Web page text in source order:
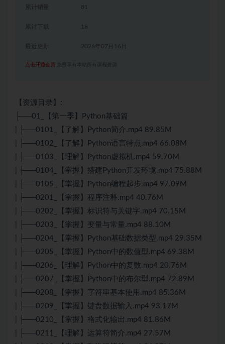
累计销量 81
累计下载 18
2026年07月16日
点击开通会员 免费享有本站所有课程资源
【资源目录】:
├──01_【第一季】Python基础篇
| ├──0101_【了解】Python简介.mp4 89.85M
| ├──0102_【了解】Python语言特点.mp4 66.08M
| ├──0103_【理解】Python虚拟机.mp4 59.70M
| ├──0104_【掌握】搭建Python开发环境.mp4 75.88M
| ├──0105_【掌握】Python编程起步.mp4 97.09M
| ├──0201_【掌握】程序注释.mp4 40.76M
| ├──0202_【掌握】标识符与关键字.mp4 70.15M
| ├──0203_【掌握】变量与常量.mp4 88.10M
| ├──0204_【掌握】Python基础数据类型.mp4 29.35M
| ├──0205_【掌握】Python中的数值型.mp4 69.38M
| ├──0206_【理解】Python中的复数.mp4 20.76M
| ├──0207_【掌握】Python中的布尔型.mp4 72.89M
| ├──0208_【掌握】字符串基本使用.mp4 85.36M
| ├──0209_【掌握】键盘数据输入.mp4 93.17M
| ├──0210_【掌握】格式化输出.mp4 81.86M
| ├──0211_【理解】运算符简介.mp4 27.57M